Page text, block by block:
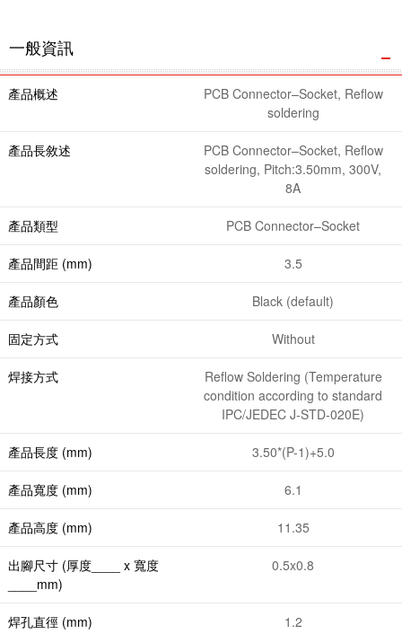
一般資訊
產品概述
PCB Connector–Socket, Reflow
soldering
產品長敘述
PCB Connector–Socket, Reflow
soldering, Pitch:3.50mm, 300V,
8A
產品類型 PCB Connector–Socket
產品間距 (mm) 3.5
產品顏色 Black (default)
固定方式 Without
焊接方式
Reflow Soldering (Temperature
condition according to standard
IPC/JEDEC J-STD-020E)
產品長度 (mm) 3.50*(P-1)+5.0
產品寬度 (mm) 6.1
產品高度 (mm) 11.35
出腳尺寸 (厚度____ x 寬度
____mm)
0.5x0.8
焊孔直徑 (mm) 1.2